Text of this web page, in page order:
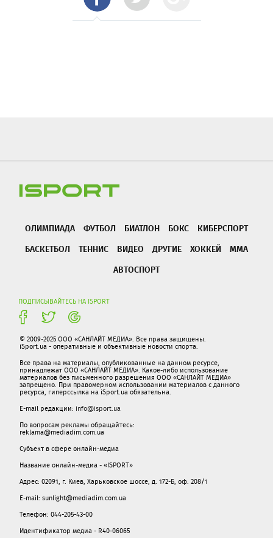
ОЛИМПИАДА ФУТБОЛ БИАТЛОН БОКС
КИБЕРСПОРТ
БАСКЕТБОЛ
ТЕННИС ВИДЕО ДРУГИЕ ХОККЕЙ
ММА
АВТОСПОРТ
ПОДПИСЫВАЙТЕСЬ НА ISPORT
© 2009-2025 ООО «САНЛАЙТ МЕДИА». Все права защищены.
iSport.ua - оперативные и объективные новости спорта.
Все права на материалы, опубликованные на данном ресурсе,
принадлежат ООО «САНЛАЙТ МЕДИА». Какое-либо использование
материалов без письменного разрешения ООО «САНЛАЙТ МЕДИА»
запрещено. При правомерном использовании материалов с данного
ресурса, гиперссылка на iSport.ua обязательна.
E-mail редакции: info@isport.ua
По вопросам рекламы обращайтесь:
reklama@mediadim.com.ua
Субъект в сфере онлайн-медиа
Название онлайн-медиа - «ISPORT»
Адрес: 02091, г. Киев, Харьковское шоссе, д. 172-Б, оф. 208/1
E-mail: sunlight@mediadim.com.ua
Телефон: 044-205-43-00
Идентификатор медиа - R40-06065